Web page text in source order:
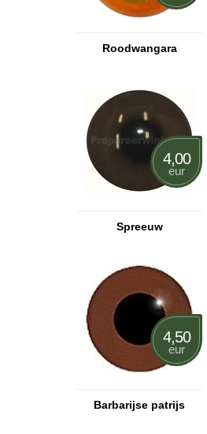
Roodwangara
Spreeuw
4,00
eur
Barbarijse patrijs
4,50
eur